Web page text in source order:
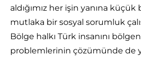
aldığımız her işin yanına
mutlaka bir sosyal sorumluk
Bölge halkı Türk insanını
problemlerinin çözümünde de